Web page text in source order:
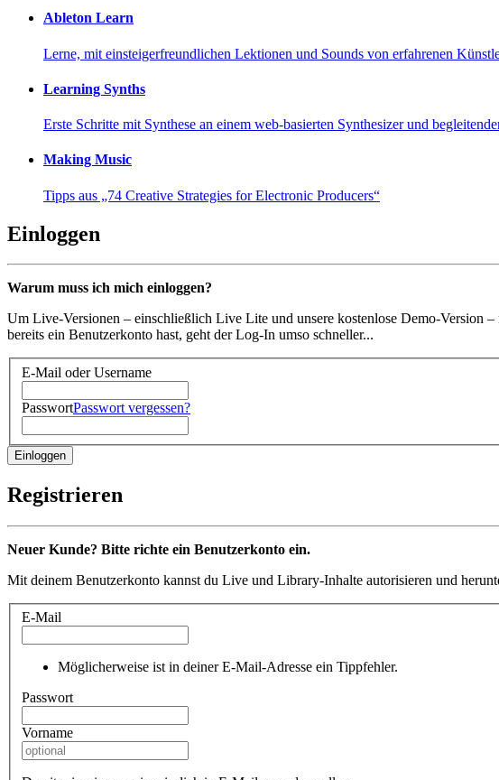
Ableton Learn
Lerne, mit einsteigerfreundlichen Lektionen und Sounds von erfahrenen
Learning Synths
Erste Schritte mit Synthese an einem web-basierten Synthesizer und
Making Music
Tipps aus „74 Creative Strategies for Electronic Producers“
Einloggen
Warum muss ich mich einloggen?
Um Live-Versionen – einschließlich Live Lite und unsere kostenlose Demo-Version
bereits ein Benutzerkonto hast, geht der Log-In umso schneller...
E-Mail oder Username
PasswortPasswort vergessen?
Registrieren
Neuer Kunde? Bitte richte ein Benutzerkonto ein.
Mit deinem Benutzerkonto kannst du Live und Library-Inhalte autorisieren und
E-Mail
Möglicherweise ist in deiner E-Mail-Adresse ein Tippfehler.
Passwort
Vorname